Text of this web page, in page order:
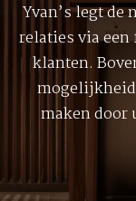
Yvan’s legt
relaties via
klanten.
maken door